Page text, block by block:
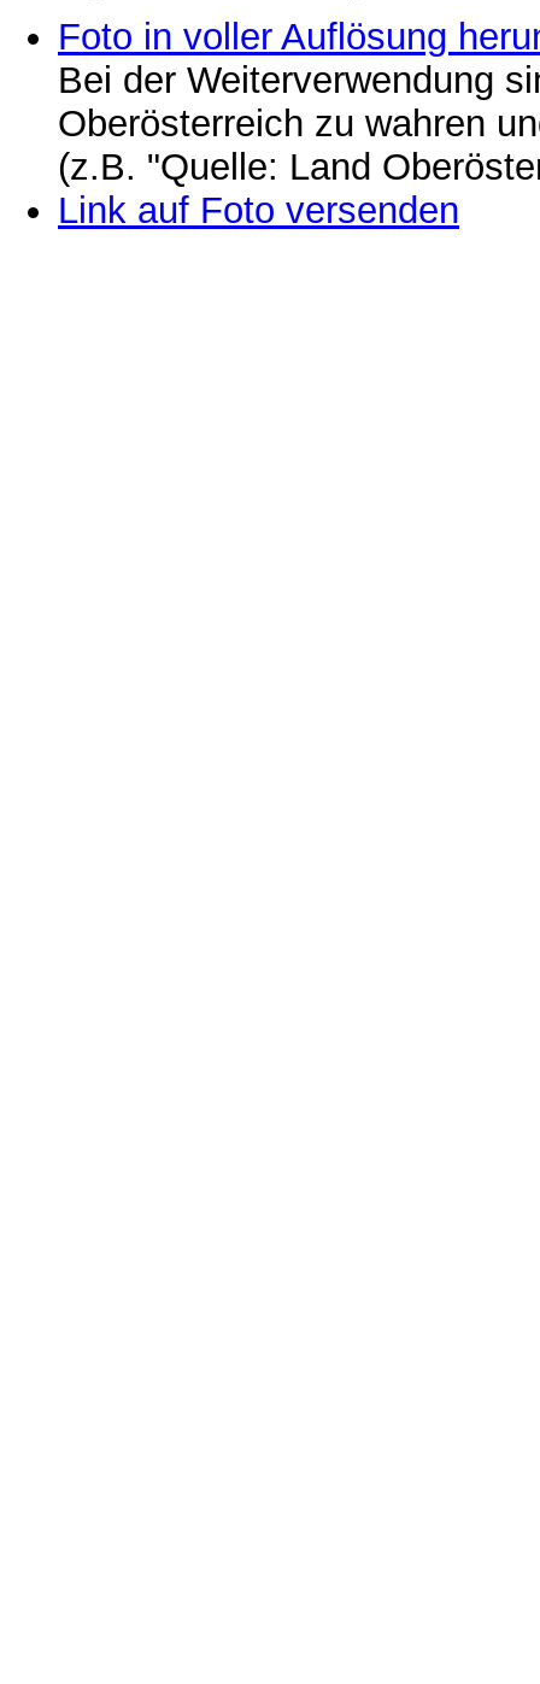
Foto in voller Auflösung
Bei der Weiterverwendung
Oberösterreich zu wahren
(z.B. "Quelle: Land
Link auf Foto versenden